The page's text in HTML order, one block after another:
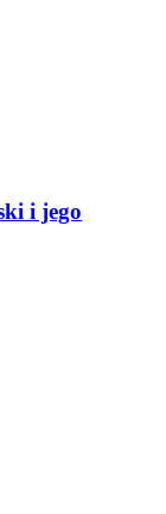
i jego